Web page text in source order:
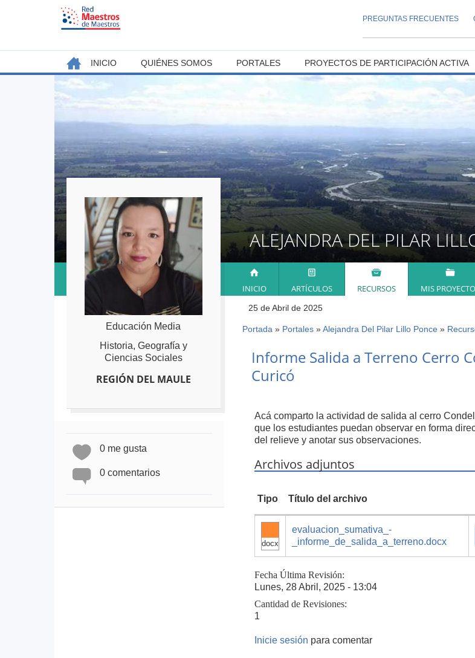
PREGUNTAS FRECUENTES
ALEJANDRA DEL PILAR
INICIO ARTÍCULOS RECURSOS MIS
25 de Abril de 2025
Usted
está
aquí
Portada » Portales » Alejandra Del Pilar Lillo Ponce »
top
Informe Salida a Terreno Cerro
Curicó
Acá comparto la actividad de salida al cerro
que los estudiantes puedan observar en forma
del relieve y anotar sus observaciones.
Archivos adjuntos
Tipo Título del archivo
docx
evaluacion_sumativa_-
_informe_de_salida_a_terreno.docx
Fecha Última Revisión:
Lunes, 28 Abril, 2025 - 13:04
Cantidad de Revisiones:
1
Inicie sesión para comentar
Educación Media
Historia, Geografía y
Ciencias Sociales
REGIÓN DEL MAULE
0 me gusta
0 comentarios
Back
top
MENÚ
PRINCIPAL
INICIO QUIÉNES SOMOS PORTALES PROYECTOS DE PARTICIPACIÓN ACTIVA